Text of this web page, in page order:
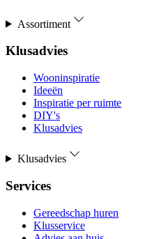
Assortiment
Klusadvies
Wooninspiratie
Ideeën
Inspiratie per ruimte
DIY's
Klusadvies
Klusadvies
Services
Gereedschap huren
Klusservice